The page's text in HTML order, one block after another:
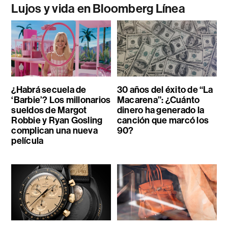
Lujos y vida en Bloomberg Línea
¿Habrá secuela de
‘Barbie’? Los millonarios
sueldos de Margot
Robbie y Ryan Gosling
complican una nueva
película
30 años del éxito de “La
Macarena”: ¿Cuánto
dinero ha generado la
canción que marcó los
90?